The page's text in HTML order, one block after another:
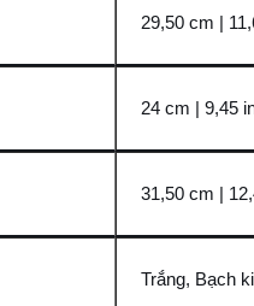
29,50 cm |
24 cm | 9,45
31,50 cm |
Trắng, Bạch